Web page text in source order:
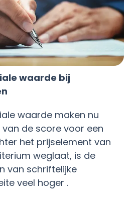
waarde bij
waarde maken nu
van de score voor een
het prijselement van
weglaat, is de
van schriftelijke
veel hoger .